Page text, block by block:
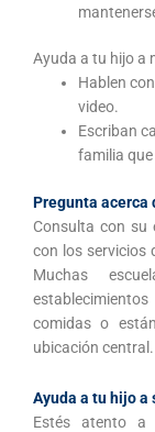
Ayuda a tu hijo a
Hablen
video.
Escriban
familia
Pregunta acerca
Consulta con su
con los servicios
Muchas
comidas o
ubicación central.
Ayuda a tu hijo
Estés atento